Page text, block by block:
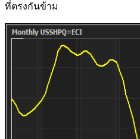
ที่ตรงกันข้าม